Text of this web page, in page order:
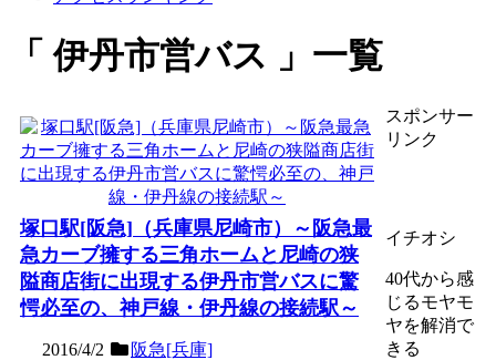
伊丹市営バス 一覧
塚口駅[阪急]（兵庫県尼崎市）～阪急最
急カーブ擁する三角ホームと尼崎の狭
隘商店街に出現する伊丹市営バスに驚
愕必至の、神戸線・伊丹線の接続駅～
2016/4/2 阪急[兵庫]
スポンサー
リンク
イチオシ
40代から感
じるモヤモ
ヤを解消で
きる